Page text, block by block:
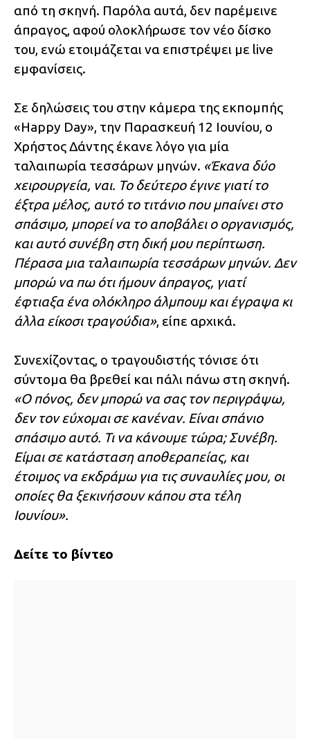
από τη σκηνή. Παρόλα αυτά, δεν παρέμεινε
άπραγος, αφού ολοκλήρωσε τον νέο δίσκο
του, ενώ ετοιμάζεται να επιστρέψει με live
εμφανίσεις.
Σε δηλώσεις του στην κάμερα της εκπομπής
«Happy Day», την Παρασκευή 12 Ιουνίου, ο
Χρήστος Δάντης έκανε λόγο για μία
ταλαιπωρία τεσσάρων μηνών. «Έκανα δύο
χειρουργεία, ναι. Το δεύτερο έγινε γιατί το
έξτρα μέλος, αυτό το τιτάνιο που μπαίνει στο
σπάσιμο, μπορεί να το αποβάλει ο οργανισμός,
και αυτό συνέβη στη δική μου περίπτωση.
Πέρασα μια ταλαιπωρία τεσσάρων μηνών. Δεν
μπορώ να πω ότι ήμουν άπραγος, γιατί
έφτιαξα ένα ολόκληρο άλμπουμ και έγραψα κι
άλλα είκοσι τραγούδια», είπε αρχικά.
Συνεχίζοντας, ο τραγουδιστής τόνισε ότι
σύντομα θα βρεθεί και πάλι πάνω στη σκηνή.
«Ο πόνος, δεν μπορώ να σας τον περιγράψω,
δεν τον εύχομαι σε κανέναν. Είναι σπάνιο
σπάσιμο αυτό. Τι να κάνουμε τώρα; Συνέβη.
Είμαι σε κατάσταση αποθεραπείας, και
έτοιμος να εκδράμω για τις συναυλίες μου, οι
οποίες θα ξεκινήσουν κάπου στα τέλη
Ιουνίου».
Δείτε το βίντεο